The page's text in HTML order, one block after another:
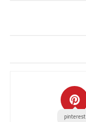
pinterest